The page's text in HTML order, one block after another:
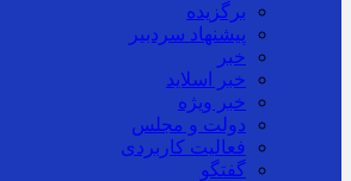
برگزیده
پیشنهاد سردبیر
خبر
خبر اسلايد
خبر ویژه
دولت و مجلس
فعالیت کاربردی
گفتگو